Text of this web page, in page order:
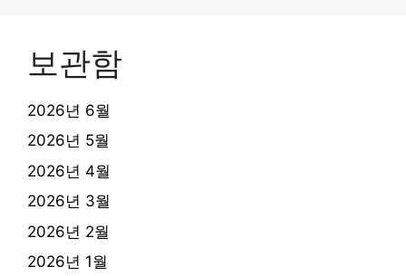
보관함
2026년 6월
2026년 5월
2026년 4월
2026년 3월
2026년 2월
2026년 1월